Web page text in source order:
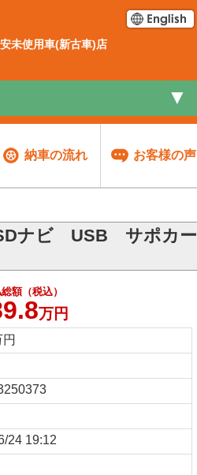
未使用車(新古車)店
▼
納車の流れ お客様の声
SDナビ USB サポカー
額（税込）
万円
24 19:12